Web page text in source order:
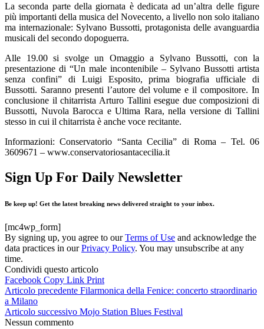
La seconda parte della giornata è dedicata ad un’altra delle figure
più importanti della musica del Novecento, a livello non solo italiano
ma internazionale: Sylvano Bussotti, protagonista delle avanguardia
musicali del secondo dopoguerra.
Alle 19.00 si svolge un Omaggio a Sylvano Bussotti, con la
presentazione di “Un male incontenibile – Sylvano Bussotti artista
senza confini” di Luigi Esposito, prima biografia ufficiale di
Bussotti. Saranno presenti l’autore del volume e il compositore. In
conclusione il chitarrista Arturo Tallini esegue due composizioni di
Bussotti, Nuvola Barocca e Ultima Rara, nella versione di Tallini
stesso in cui il chitarrista è anche voce recitante.
Informazioni: Conservatorio “Santa Cecilia” di Roma – Tel. 06
3609671 – www.conservatoriosantacecilia.it
Sign Up For Daily Newsletter
Be keep up! Get the latest breaking news delivered straight to your inbox.
[mc4wp_form]
By signing up, you agree to ourTerms of Use and acknowledge the
data practices in ourPrivacy Policy. You may unsubscribe at any
time.
Condividi questo articolo
Facebook Copy Link Print
Articolo precedente Filarmonica della Fenice: concerto straordinario
a Milano
Articolo successivo Mojo Station Blues Festival
Nessun commento